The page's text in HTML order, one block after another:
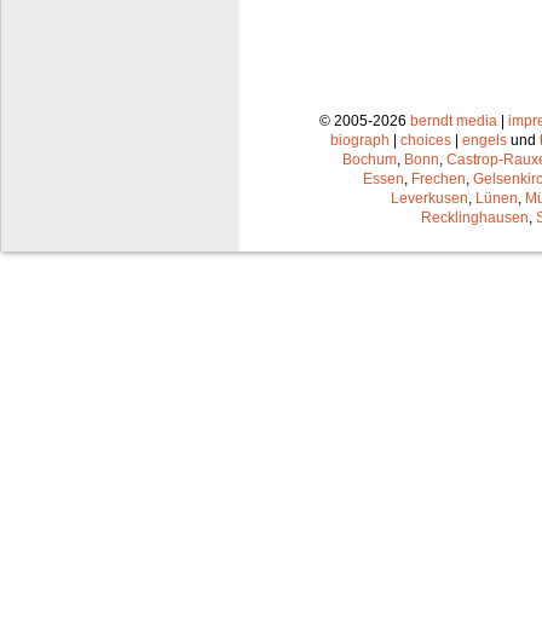
© 2005-2026 berndt media |
biograph | choices | engels und
Bochum Bonn Castrop-
Essen Frechen
Leverkusen Lünen
Recklinghausen